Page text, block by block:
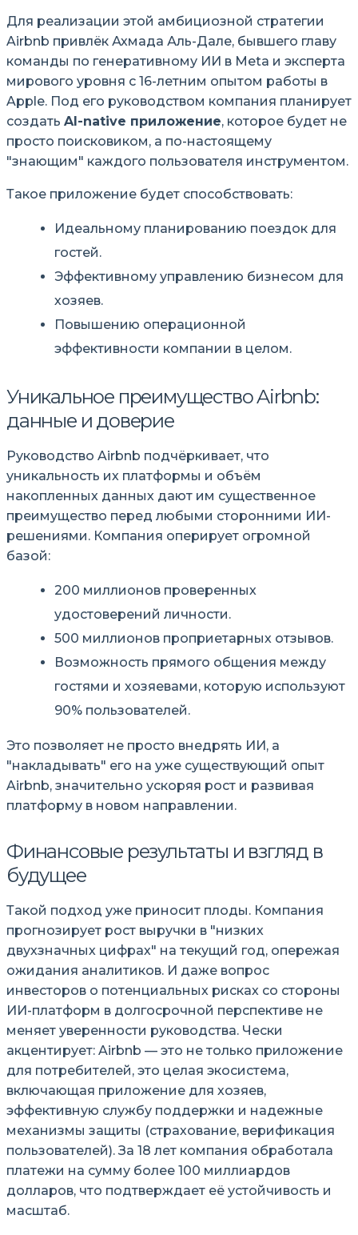
Для реализации этой амбициозной стратегии
Airbnb привлёк Ахмада Аль-Дале, бывшего главу
команды по генеративному ИИ в Meta и эксперта
мирового уровня с 16-летним опытом работы в
Apple. Под его руководством компания планирует
создать AI-native приложение, которое будет не
просто поисковиком, а по-настоящему
знающим
каждого пользователя инструментом.
Такое приложение будет способствовать:
Идеальному планированию поездок для
гостей.
Эффективному управлению бизнесом для
хозяев.
Повышению операционной
эффективности компании в целом.
Уникальное преимущество Airbnb:
данные и доверие
Руководство Airbnb подчёркивает, что
уникальность их платформы и объём
накопленных данных дают им существенное
преимущество перед любыми сторонними ИИ-
решениями. Компания оперирует огромной
базой:
200 миллионов проверенных
удостоверений личности.
500 миллионов проприетарных отзывов.
Возможность прямого общения между
гостями и хозяевами, которую используют
90% пользователей.
Это позволяет не просто внедрять ИИ, а
накладывать
его на уже существующий опыт
Airbnb, значительно ускоряя рост и развивая
платформу в новом направлении.
Финансовые результаты и взгляд в
будущее
Такой подход уже приносит плоды. Компания
прогнозирует рост выручки в
низких
двухзначных цифрах
на текущий год, опережая
ожидания аналитиков. И даже вопрос
инвесторов о потенциальных рисках со стороны
ИИ-платформ в долгосрочной перспективе не
меняет уверенности руководства. Чески
акцентирует: Airbnb — это не только приложение
для потребителей, это целая экосистема,
включающая приложение для хозяев,
эффективную службу поддержки и надежные
механизмы защиты (страхование, верификация
пользователей). За 18 лет компания обработала
платежи на сумму более 100 миллиардов
долларов, что подтверждает её устойчивость и
масштаб.